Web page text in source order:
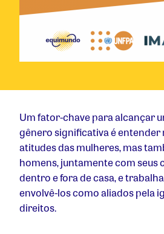
Um fator-chave para alcançar
gênero significativa é entender
atitudes das mulheres, mas
homens, juntamente com
dentro e fora de casa, e
envolvê-los como aliados pela
direitos.